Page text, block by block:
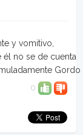
y vomitivo,
él no se de cuenta
Gordo
0